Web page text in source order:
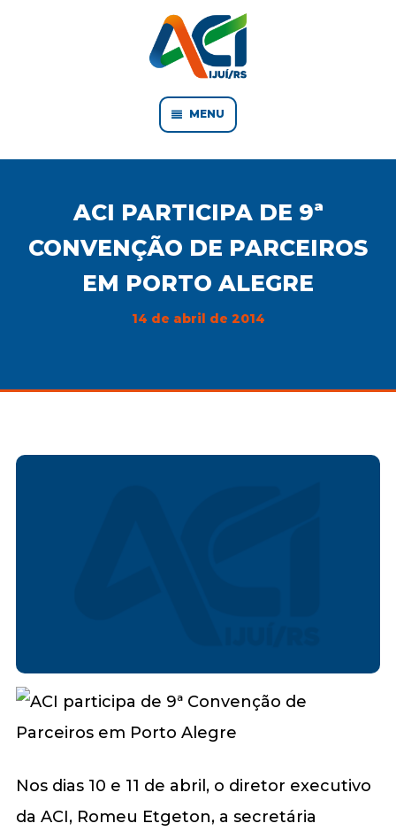
MENU
ACI PARTICIPA DE 9ª
CONVENÇÃO DE PARCEIROS
EM PORTO ALEGRE
14 de abril de 2014
Nos dias 10 e 11 de abril, o diretor executivo
da ACI, Romeu Etgeton, a secretária